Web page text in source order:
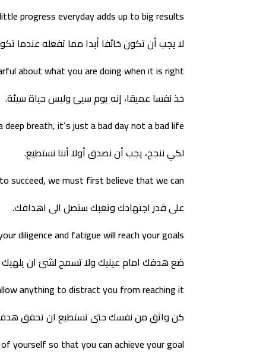
progress everyday adds up to big results
لا يجب أن تكون خائفا أبدا مما تفعله عندما
about what you are doing when it is right
خذ نفسا عميقا، إنه يوم سيئ وليس حياة سيئة.
deep breath, it’s just a bad day not a bad life
لكي ننجح، يجب أن نصدق أولا أننا نستطيع.
succeed, we must first believe that we can
على قدر اجتهادك وتعبك ستصل الى اهدافك.
diligence and fatigue will reach your goals
ضع هدفك امام عينيك ولا تسمح لشئ ان يلهيك
anything to distract you from reaching it
كن واثق من نفسك حتى تستطيع ان تحقق
yourself so that you can achieve your goal